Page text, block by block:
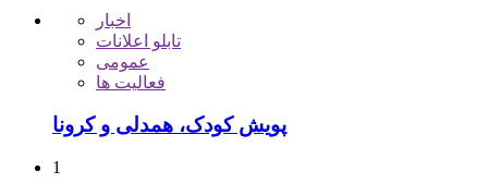
اخبار
تابلو اعلانات
عمومی
فعالیت ها
پویش کودک، همدلی و کرونا
1